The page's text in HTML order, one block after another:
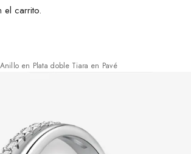
el carrito.
Anillo en Plata doble Tiara en Pavé